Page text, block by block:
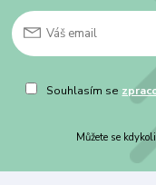
Souhlasím se
Můžete se